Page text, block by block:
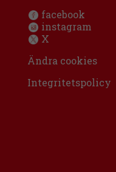
facebook
instagram
X
Ändra cookies
Integritetspolicy